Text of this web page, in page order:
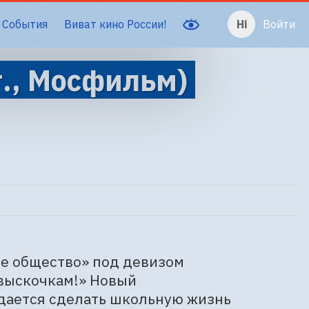
События Виват кино России! Войти
Мосфильм)
общество» под девизом
Новый
сделать школьную жизнь